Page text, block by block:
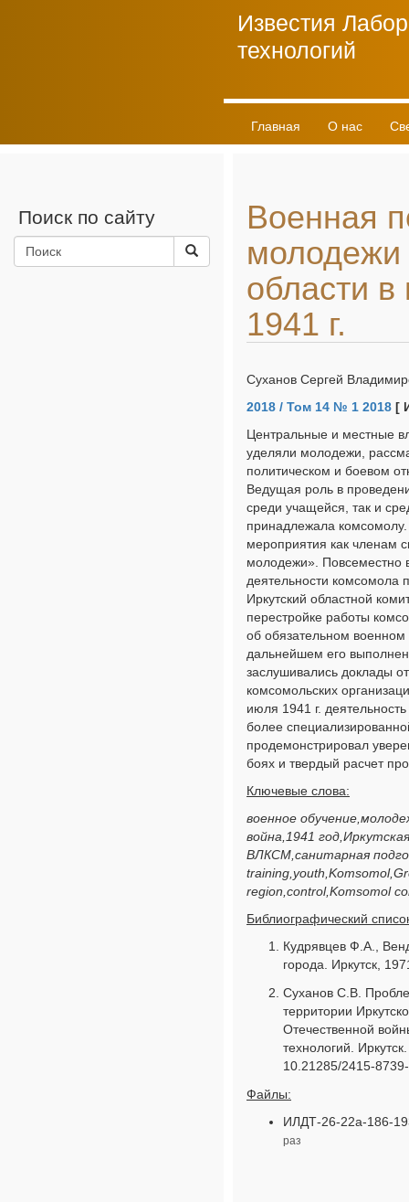
Известия
технологий
Главная О нас
Поиск по сайту
Военная
молодежи
области
1941 г.
Суханов Сергей
2018 / Том 14 № 1 2018 [
Центральные и местные
уделяли молодежи,
политическом и боевом
Ведущая роль в
среди учащейся, так и
принадлежала
мероприятия как членам
молодежи». Повсеместно
деятельности комсомола
Иркутский областной
перестройке работы
об обязательном
дальнейшем его
заслушивались доклады
комсомольских
июля 1941 г.
более
продемонстрировал
боях и твердый расчет
Ключевые слова:
военное
война,1941
ВЛКСМ,санитарная
region,control,Komsomol
Библиографический
Кудрявцев Ф.А.,
города. Иркутск,
Суханов С.В.
территории
Отечественной
технологий.
10.21285/2415-
Файлы:
ИЛДТ-26-22а-186-
раз